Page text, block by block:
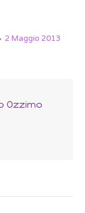
2 Maggio 2013
Ozzimo